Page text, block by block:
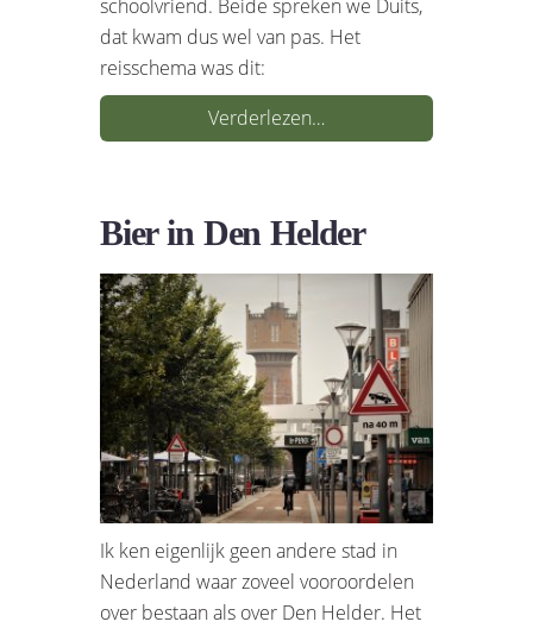
schoolvriend. Beide spreken we Duits,
dat kwam dus wel van pas. Het
reisschema was dit:
Verderlezen…
Bier in Den Helder
Ik ken eigenlijk geen andere stad in
Nederland waar zoveel vooroordelen
over bestaan als over Den Helder. Het